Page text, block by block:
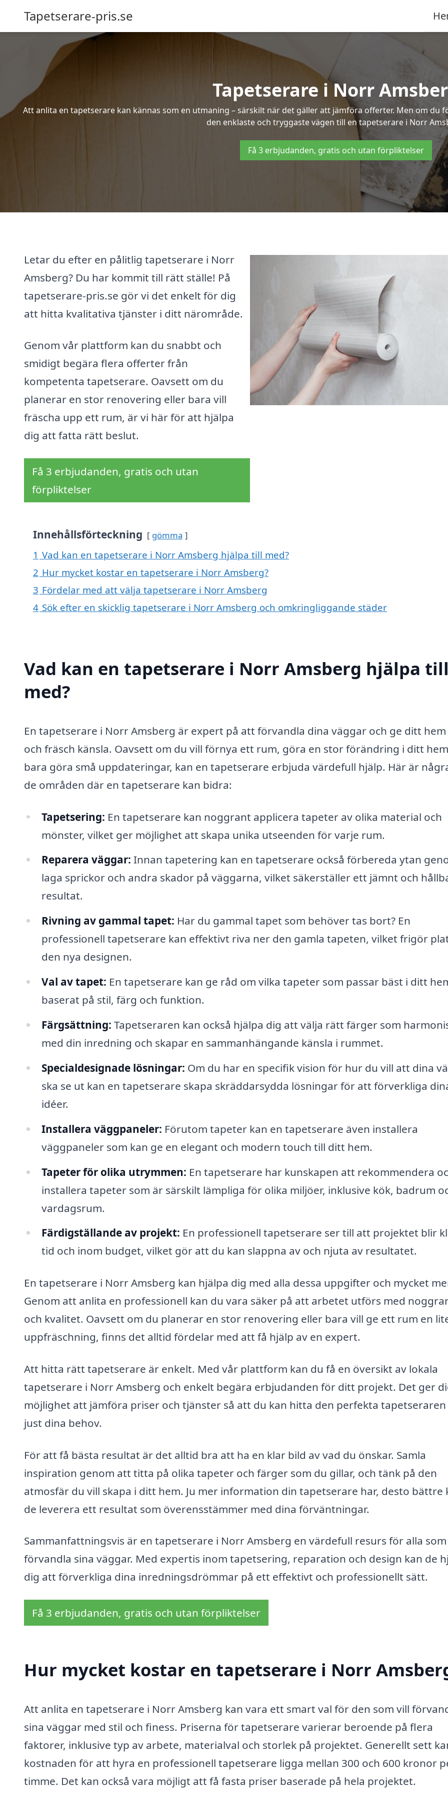
Tapetserare-pris.se
Tapetserare i Norr
Att anlita en tapetserare kan kännas som en utmaning – särskilt när det gäller att jämföra offerter. Men om
den enklaste och tryggaste vägen till en tapetserare i Norr
Få 3 erbjudanden, gratis och utan förpliktelser
Letar du efter en pålitlig tapetserare i Norr
Amsberg? Du har kommit till rätt ställe! På
tapetserare-pris.se gör vi det enkelt för dig
att hitta kvalitativa tjänster i ditt närområde.
Genom vår plattform kan du snabbt och
smidigt begära flera offerter från
kompetenta tapetserare. Oavsett om du
planerar en stor renovering eller bara vill
fräscha upp ett rum, är vi här för att hjälpa
dig att fatta rätt beslut.
Få 3 erbjudanden, gratis och utan
förpliktelser
Innehållsförteckning gömma
1 Vad kan en tapetserare i Norr Amsberg hjälpa till med?
2 Hur mycket kostar en tapetserare i Norr Amsberg?
3 Fördelar med att välja tapetserare i Norr Amsberg
4 Sök efter en skicklig tapetserare i Norr Amsberg och omkringliggande städer
Vad kan en tapetserare i Norr Amsberg hjälpa
med?
En tapetserare i Norr Amsberg är expert på att förvandla dina väggar och ge ditt
och fräsch känsla. Oavsett om du vill förnya ett rum, göra en stor förändring i ditt
bara göra små uppdateringar, kan en tapetserare erbjuda värdefull hjälp. Här är
de områden där en tapetserare kan bidra:
Tapetsering: En tapetserare kan noggrant applicera tapeter av olika material och
mönster, vilket ger möjlighet att skapa unika utseenden för varje rum.
Reparera väggar: Innan tapetering kan en tapetserare också förbereda ytan
laga sprickor och andra skador på väggarna, vilket säkerställer ett jämnt och
resultat.
Rivning av gammal tapet: Har du gammal tapet som behöver tas bort? En
professionell tapetserare kan effektivt riva ner den gamla tapeten, vilket frigör
den nya designen.
Val av tapet: En tapetserare kan ge råd om vilka tapeter som passar bäst i ditt
baserat på stil, färg och funktion.
Färgsättning: Tapetseraren kan också hjälpa dig att välja rätt färger som
med din inredning och skapar en sammanhängande känsla i rummet.
Specialdesignade lösningar: Om du har en specifik vision för hur du vill att dina
ska se ut kan en tapetserare skapa skräddarsydda lösningar för att förverkliga
idéer.
Installera väggpaneler: Förutom tapeter kan en tapetserare även installera
väggpaneler som kan ge en elegant och modern touch till ditt hem.
Tapeter för olika utrymmen: En tapetserare har kunskapen att rekommendera
installera tapeter som är särskilt lämpliga för olika miljöer, inklusive kök, badrum
vardagsrum.
Färdigställande av projekt: En professionell tapetserare ser till att projektet blir
tid och inom budget, vilket gör att du kan slappna av och njuta av resultatet.
En tapetserare i Norr Amsberg kan hjälpa dig med alla dessa uppgifter och mycket
Genom att anlita en professionell kan du vara säker på att arbetet utförs med
och kvalitet. Oavsett om du planerar en stor renovering eller bara vill ge ett rum en
uppfräschning, finns det alltid fördelar med att få hjälp av en expert.
Att hitta rätt tapetserare är enkelt. Med vår plattform kan du få en översikt av lokala
tapetserare i Norr Amsberg och enkelt begära erbjudanden för ditt projekt. Det ger
möjlighet att jämföra priser och tjänster så att du kan hitta den perfekta
just dina behov.
För att få bästa resultat är det alltid bra att ha en klar bild av vad du önskar. Samla
inspiration genom att titta på olika tapeter och färger som du gillar, och tänk på den
atmosfär du vill skapa i ditt hem. Ju mer information din tapetserare har, desto bättre
de leverera ett resultat som överensstämmer med dina förväntningar.
Sammanfattningsvis är en tapetserare i Norr Amsberg en värdefull resurs för alla
förvandla sina väggar. Med expertis inom tapetsering, reparation och design kan de
dig att förverkliga dina inredningsdrömmar på ett effektivt och professionellt sätt.
Få 3 erbjudanden, gratis och utan förpliktelser
Hur mycket kostar en tapetserare i Norr
Att anlita en tapetserare i Norr Amsberg kan vara ett smart val för den som vill
sina väggar med stil och finess. Priserna för tapetserare varierar beroende på flera
faktorer, inklusive typ av arbete, materialval och storlek på projektet. Generellt sett
kostnaden för att hyra en professionell tapetserare ligga mellan 300 och 600 kronor
timme. Det kan också vara möjligt att få fasta priser baserade på hela projektet.